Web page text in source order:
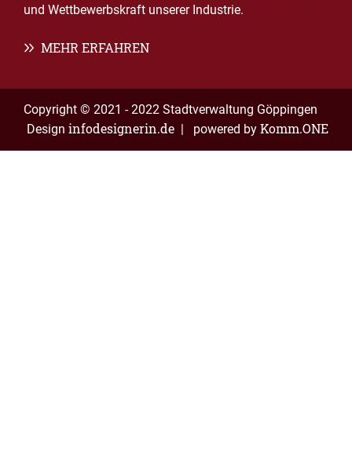
und Wettbewerbskraft unserer Industrie.
MEHR ERFAHREN
Copyright © 2021 - 2022 Stadtverwaltung Göppingen
Design infodesignerin.de | powered by Komm.ONE